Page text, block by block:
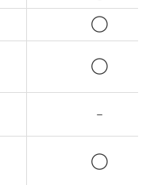
◯
◯
－
◯